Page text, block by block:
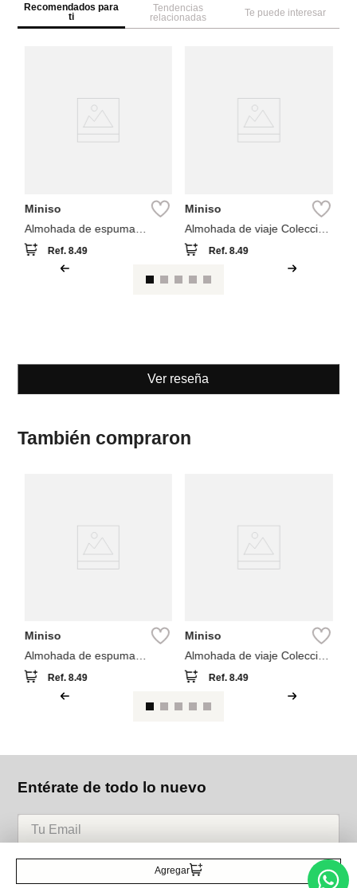
Agregar
Recomendados para
ti
Tendencias
relacionadas
Te puede interesar
Miniso
Almohada de espuma
viscoelástica mejorada
Ref.8.49
Miniso
Almohada de viaje Colección
We bare bears
Ref.8.49
Ver reseña
También compraron
Miniso
Almohada de espuma
viscoelástica mejorada
Ref.8.49
Miniso
Almohada de viaje Colección
We bare bears
Ref.8.49
Entérate de todo lo nuevo
Acepto la política de tratamiento de datos personales Suscribirse